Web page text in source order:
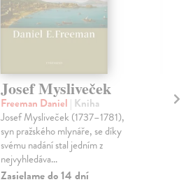
Josef Mysliveček
Freeman Daniel | Kniha
Josef Mysliveček (1737–1781),
syn pražského mlynáře, se díky
svému nadání stal jedním z
nejvyhledáva...
Zasielame do 14 dní